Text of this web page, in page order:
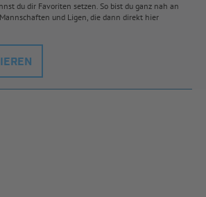
du dir Favoriten setzen. So bist du ganz nah an
und Ligen, die dann direkt hier